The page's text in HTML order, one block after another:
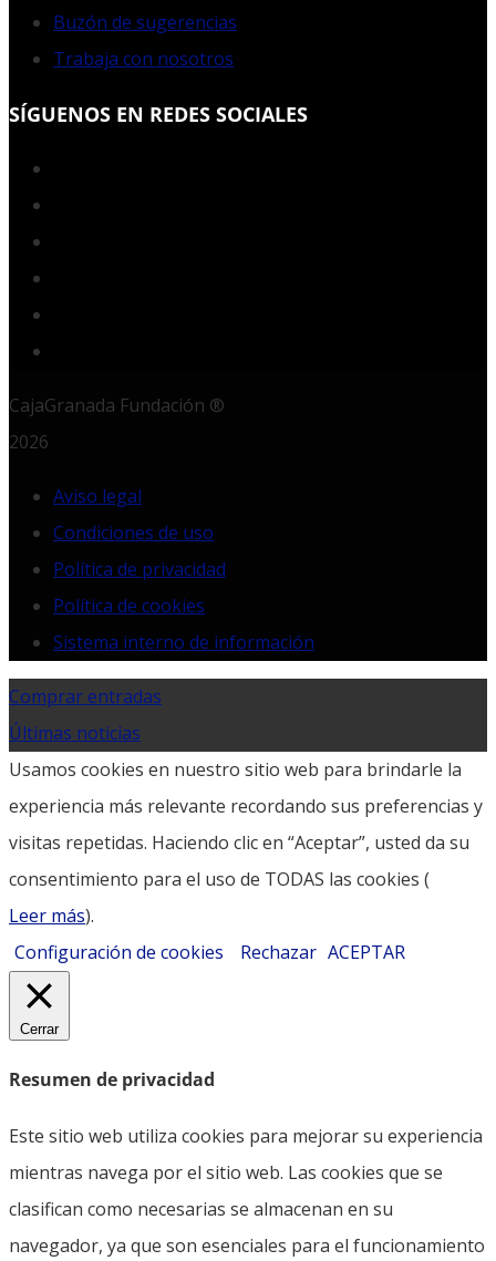
Buzón de sugerencias
Trabaja con nosotros
SÍGUENOS EN REDES SOCIALES
CajaGranada Fundación ®
2026
Aviso legal
Condiciones de uso
Política de privacidad
Política de cookies
Sistema interno de información
Comprar entradas
Últimas noticias
Usamos cookies en nuestro sitio web para brindarle la
experiencia más relevante recordando sus preferencias y
visitas repetidas. Haciendo clic en “Aceptar”, usted da su
consentimiento para el uso de TODAS las cookies (
Leer más).
Configuración de cookies
Rechazar ACEPTAR
Cerrar
Resumen de privacidad
Este sitio web utiliza cookies para mejorar su experiencia
mientras navega por el sitio web. Las cookies que se
clasifican como necesarias se almacenan en su
navegador, ya que son esenciales para el funcionamiento